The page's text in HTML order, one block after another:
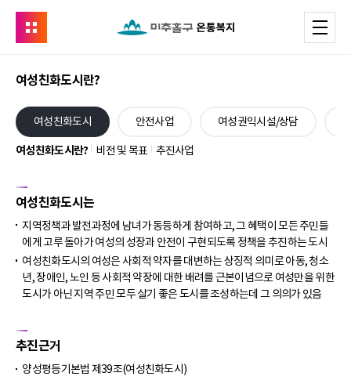
여성친화도시란?
여성친화도시 안전사업 여성권익시설/상담
여성친화도시란? 비전 및 목표 추진사업
여성친화도시는
지역정책과 발전과정에 남녀가 동등하게 참여하고, 그 혜택이 모든 주민들
에게 고루 돌아가 여성의 성장과 안전이 구현되도록 정책을 추진하는 도시
여성친화도시의 여성은 사회적 약자를 대변하는 상징적 의미로 아동, 청소
년, 장애인, 노인 등 사회적 약장에 대한 배려를 근본이념으로 여성만을 위한
도시가 아닌 지역 주민 모두 살기 좋은 도시를 조성하는데 그 의의가 있음
추진근거
양성평등기본법 제39조(여성친화도시)